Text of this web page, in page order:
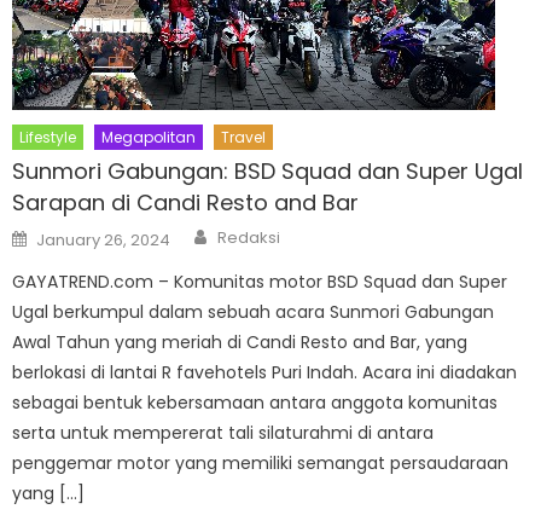
Lifestyle Megapolitan Travel
Sunmori Gabungan: BSD Squad dan Super Ugal
Sarapan di Candi Resto and Bar
Posted
on
January 26, 2024 Author
Redaksi
GAYATREND.com – Komunitas motor BSD Squad dan Super
Ugal berkumpul dalam sebuah acara Sunmori Gabungan
Awal Tahun yang meriah di Candi Resto and Bar, yang
berlokasi di lantai R favehotels Puri Indah. Acara ini diadakan
sebagai bentuk kebersamaan antara anggota komunitas
serta untuk mempererat tali silaturahmi di antara
penggemar motor yang memiliki semangat persaudaraan
yang […]